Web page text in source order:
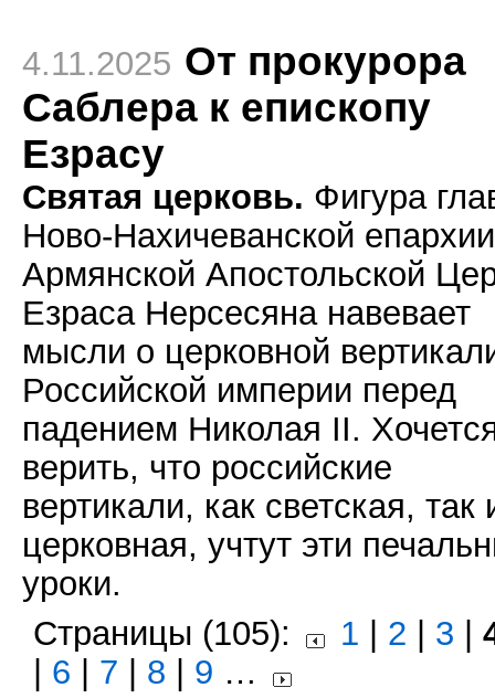
4.11.2025 От прокурора
Саблера к епископу
Езрасу
Святая церковь. Фигура
Ново-Нахичеванской епархии
Армянской Апостольской
Езраса Нерсесяна навевает
мысли о церковной
Российской империи перед
падением Николая II.
верить, что российские
вертикали, как светская, так
церковная, учтут эти
уроки.
Страницы (105):
1 2 3
6 7 8 9 …